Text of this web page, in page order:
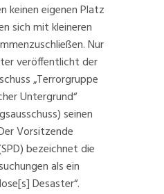
keinen eigenen Platz
sich mit kleineren
Nur
veröffentlicht der
„Terrorgruppe
Untergrund“
seinen
Vorsitzende
bezeichnet die
als ein
Desaster“.